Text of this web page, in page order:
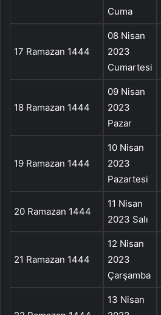
Cuma
17 Ramazan 1444
08 Nisan
2023
Cumartesi
18 Ramazan 1444
09 Nisan
2023
Pazar
19 Ramazan 1444
10 Nisan
2023
Pazartesi
20 Ramazan 1444
11 Nisan
2023 Salı
21 Ramazan 1444
12 Nisan
2023
Çarşamba
13 Nisan